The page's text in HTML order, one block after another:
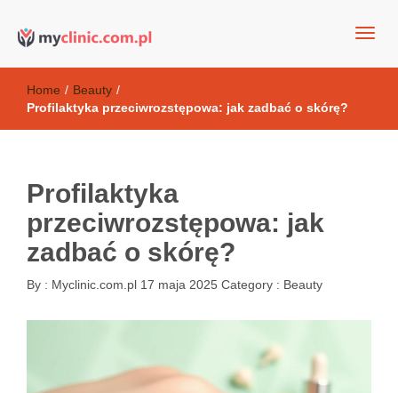
Kosmetyki antyoksydacyjne
Home / Beauty /
Profilaktyka przeciwrozstępowa: jak zadbać o skórę?
Profilaktyka
przeciwrozstępowa: jak
zadbać o skórę?
By : Myclinic.com.pl 17 maja 2025 Category : Beauty